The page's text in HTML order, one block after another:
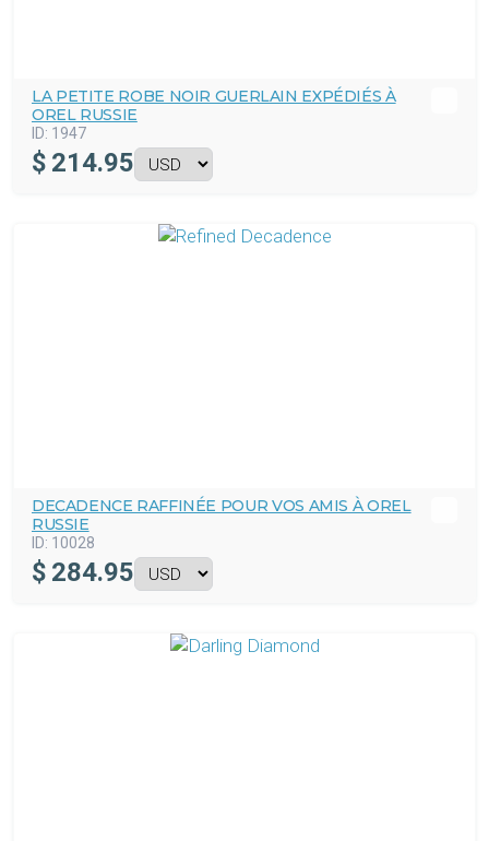
LA PETITE ROBE NOIR GUERLAIN EXPÉDIÉS À
OREL RUSSIE
ID: 1947
$ 214.95
DECADENCE RAFFINÉE POUR VOS AMIS À OREL
RUSSIE
ID: 10028
$ 284.95